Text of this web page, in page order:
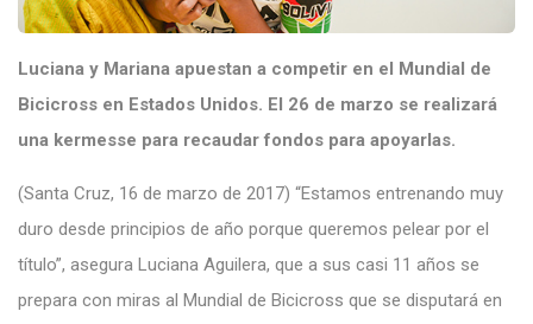
Luciana y Mariana apuestan a competir en el Mundial de
Bicicross en Estados Unidos. El 26 de marzo se realizará
una kermesse para recaudar fondos para apoyarlas.
(Santa Cruz, 16 de marzo de 2017) “Estamos entrenando muy
duro desde principios de año porque queremos pelear por el
título”, asegura Luciana Aguilera, que a sus casi 11 años se
prepara con miras al Mundial de Bicicross que se disputará en